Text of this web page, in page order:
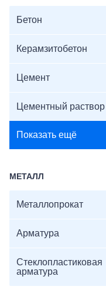
Бетон
Керамзитобетон
Цемент
Цементный раствор
Показать ещё
МЕТАЛЛ
Металлопрокат
Арматура
Стеклопластиковая
арматура